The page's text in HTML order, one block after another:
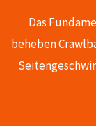
Das
beheben